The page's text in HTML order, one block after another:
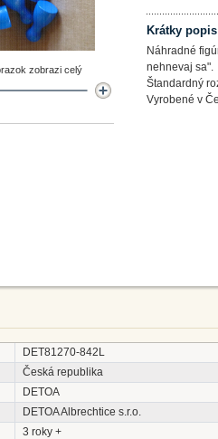
Krátky popis
Náhradné
nehnevaj sa".
Štandardný
Vyrobené v
zobrazi celý
DET81270-842L
Česká republika
DETOA
DETOA Albrechtice s.r.o.
3 roky +